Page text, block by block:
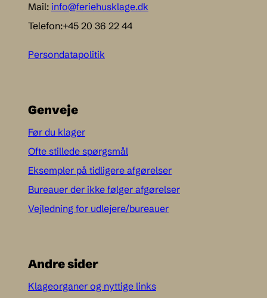
Mail: info@feriehusklage.dk
Telefon:+45 20 36 22 44
Persondatapolitik
Genveje
Før du klager
Ofte stillede spørgsmål
Eksempler på tidligere afgørelser
Bureauer der ikke følger afgørelser
Vejledning for udlejere/bureauer
Andre sider
Klageorganer og nyttige links